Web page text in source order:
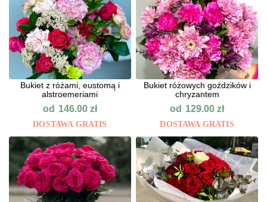
Bukiet z różami, eustomą i
alstroemeriami
od 146.00 zł
DOSTAWA GRATIS
Bukiet różowych goździków i
chryzantem
od 129.00zł
DOSTAWA GRATIS